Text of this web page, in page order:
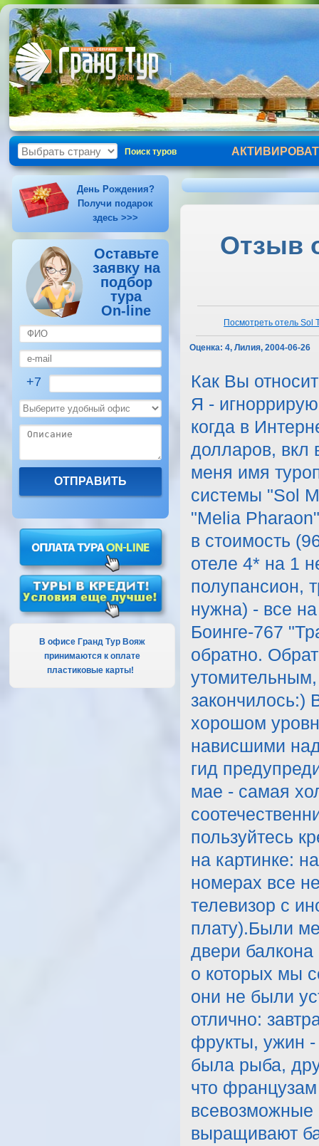
Поиск туров
День Рождения?
Получи подарок
здесь >>>
Оставьте
заявку на
подбор
тура
On-line
+7
В офисе Гранд Тур Вояж
принимаются к оплате
пластиковые карты!
Отзыв
Посмотреть отель Sol
Оценка: 4, Лилия, 2004-06-26
Как Вы
Я -
когда в
долларов, вкл
меня имя
системы "Sol
"Melia
в стоимость
отеле 4* на 1
полупансион,
нужна) - все
Боинге-767
обратно.
закончилось:)
хорошом
нависшими
гид
мае - самая
пользуйтесь
на картинке:
номерах все
телевизор с
плату).Были
двери балкона
о которых мы
они не были
отлично:
фрукты, ужин -
была рыба,
что
всевозможные
выращивают